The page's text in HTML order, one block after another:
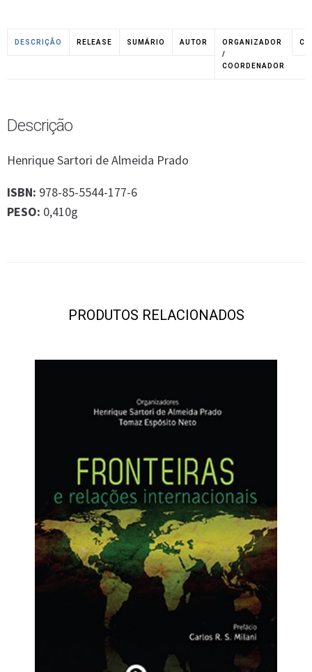
DESCRIÇÃO RELEASE SUMÁRIO AUTOR
ORGANIZADOR
/
COORDENADOR
Descrição
Henrique Sartori de Almeida Prado
ISBN: 978-85-5544-177-6
PESO: 0,410g
PRODUTOS RELACIONADOS